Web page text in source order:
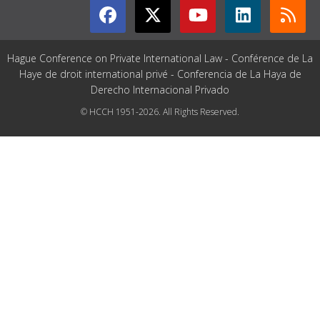
Hague Conference on Private International Law - Conférence de La
Haye de droit international privé - Conferencia de La Haya de
Derecho Internacional Privado
© HCCH 1951-2026. All Rights Reserved.